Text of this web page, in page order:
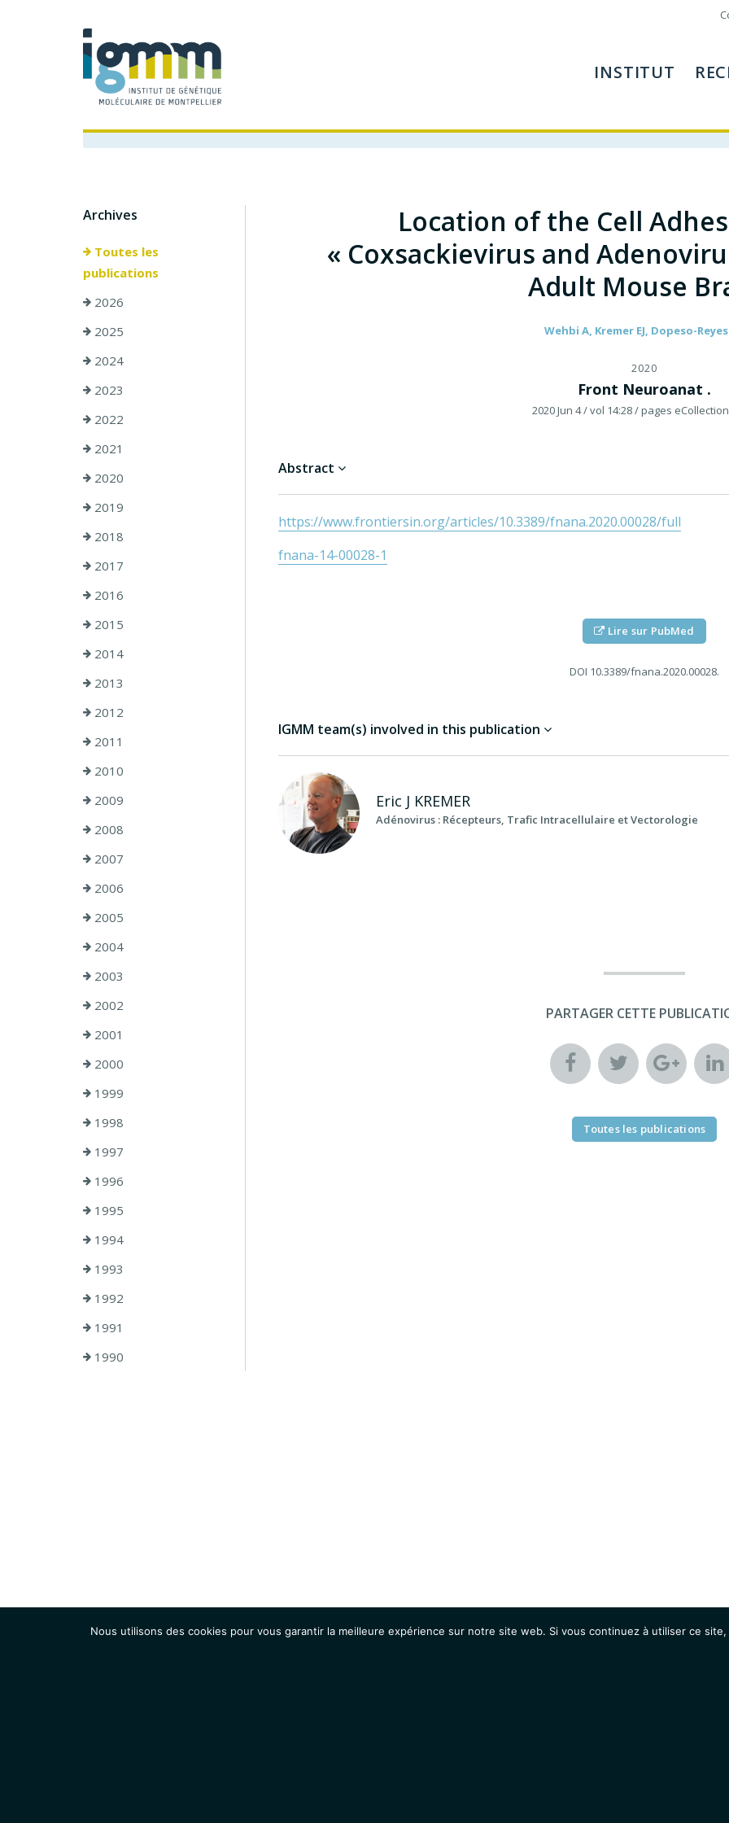
INSTITUT
Archives
Toutes les
publications
2026
2025
2024
2023
2022
2021
2020
2019
2018
2017
2016
2015
2014
2013
2012
2011
2010
2009
2008
2007
2006
2005
2004
2003
2002
2001
2000
1999
1998
1997
1996
1995
1994
1993
1992
1991
1990
Location of the Cell
« Coxsackievirus and
Adult Mouse
Wehbi A, Kremer EJ, Dopeso-
2020
Front Neuroanat .
2020 Jun 4/ vol 14:28/ pages
Abstract
https://www.frontiersin.org/articles/10.3389/fnana.2020.00028/full
fnana-14-00028-1
Lire sur PubMed
DOI 10.3389/fnana.2020.00028.
IGMM team(s) involved in this publication
Eric J KREMER
Adénovirus : Récepteurs, Trafic Intracellulaire et Vectorologie
PARTAGER CETTE
Toutes les publications
Nous utilisons des cookies pour vous garantir la meilleure expérience sur notre site web. Si vous continuez à utiliser ce